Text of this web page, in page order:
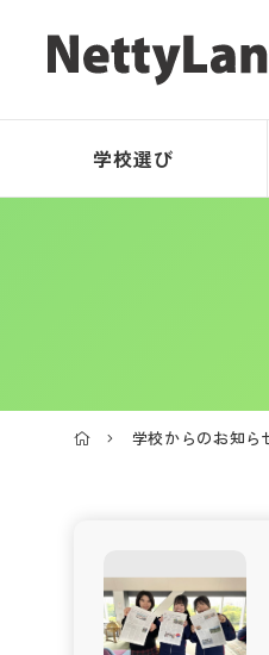
学校選び
学校からのお知ら